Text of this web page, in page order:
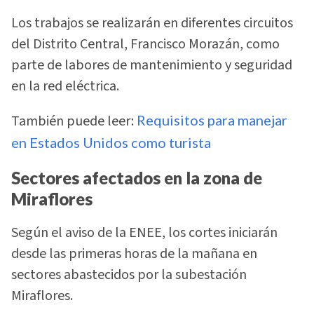
Los trabajos se realizarán en diferentes circuitos
del Distrito Central, Francisco Morazán, como
parte de labores de mantenimiento y seguridad
en la red eléctrica.
También puede leer: Requisitos para manejar
en Estados Unidos como turista
Sectores afectados en la zona de
Miraflores
Según el aviso de la ENEE, los cortes iniciarán
desde las primeras horas de la mañana en
sectores abastecidos por la subestación
Miraflores.